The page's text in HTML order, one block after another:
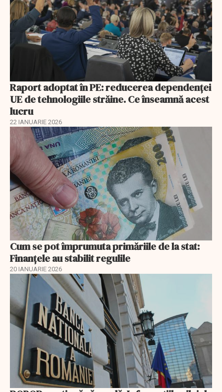
Raport adoptat în PE: reducerea dependenței
UE de tehnologiile străine. Ce înseamnă acest
lucru
22 IANUARIE 2026
Cum se pot împrumuta primăriile de la stat:
Finanțele au stabilit regulile
20 IANUARIE 2026